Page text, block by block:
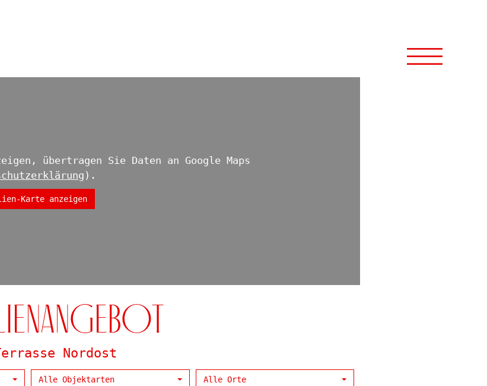
übertragen Sie Daten an Google Maps
).
Karte anzeigen
Nordost
Alle Objektarten Alle Orte